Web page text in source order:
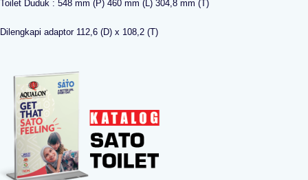
Toilet Duduk : 548 mm (P) 460 mm (L) 304,8 mm (T)
Dilengkapi adaptor 112,6 (D) x 108,2 (T)